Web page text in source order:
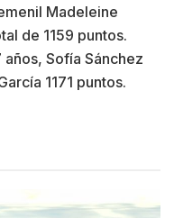
Madeleine
de 1159 puntos.
Sofía Sánchez
1171 puntos.